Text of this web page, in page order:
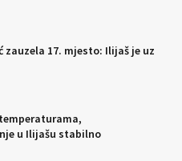
zauzela 17. mjesto: Ilijaš je uz
u Ilijašu stabilno